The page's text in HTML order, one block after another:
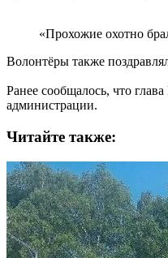
«Прохожие охотно
Волонтёры также
Ранее сообщалось, что
администрации.
Читайте также: